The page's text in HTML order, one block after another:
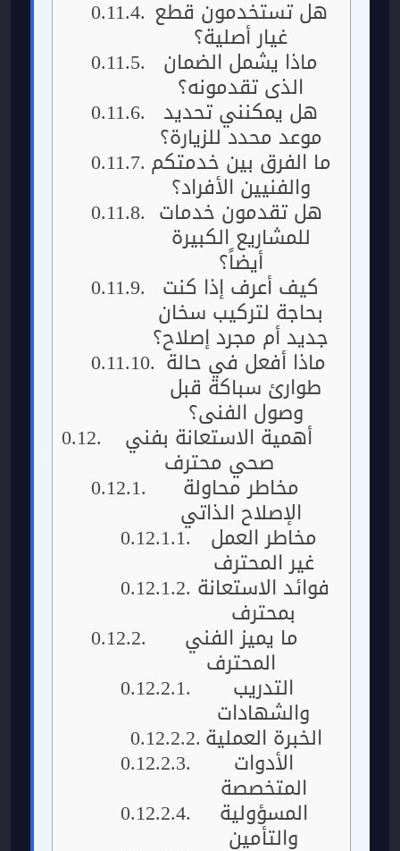
هل تستخدمون قطع
غيار أصلية؟
ماذا يشمل الضمان
الذي تقدمونه؟
هل يمكنني تحديد
موعد محدد للزيارة؟
ما الفرق بين خدمتكم
والفنيين الأفراد؟
هل تقدمون خدمات
للمشاريع الكبيرة
أيضاً؟
كيف أعرف إذا كنت
بحاجة لتركيب سخان
جديد أم مجرد إصلاح؟
ماذا أفعل في حالة
طوارئ سباكة قبل
وصول الفني؟
أهمية الاستعانة بفني
صحي محترف
مخاطر محاولة
الإصلاح الذاتي
مخاطر العمل
غير المحترف
فوائد الاستعانة
بمحترف
ما يميز الفني
المحترف
التدريب
والشهادات
الخبرة العملية
الأدوات
المتخصصة
المسؤولية
والتأمين